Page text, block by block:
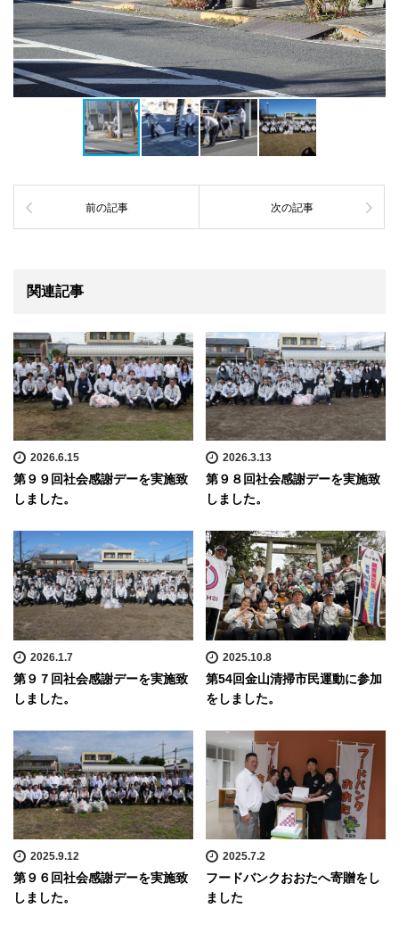
前の記事 次の記事
関連記事
2026.6.15
第９９回社会感謝デーを実施致
しました。
2026.3.13
第９８回社会感謝デーを実施致
しました。
2026.1.7
第９７回社会感謝デーを実施致
しました。
2025.10.8
第54回金山清掃市民運動に参加
をしました。
2025.9.12
第９６回社会感謝デーを実施致
しました。
2025.7.2
フードバンクおおたへ寄贈をし
ました